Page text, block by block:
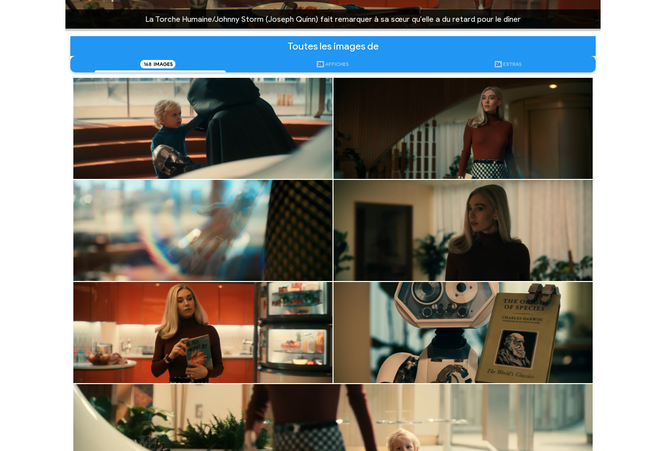
La Torche Humaine/Johnny Storm (Joseph Quinn) fait remarquer à sa sœur qu'elle a du retard pour le dîner
Toutes les images de
168 IMAGES 28 AFFICHES 26 EXTRAS